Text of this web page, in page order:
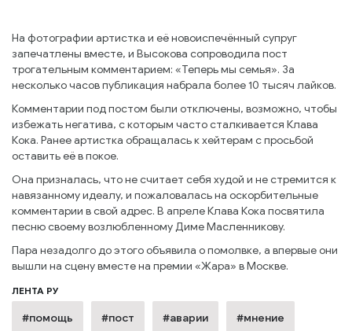
На фотографии артистка и её новоиспечённый супруг
запечатлены вместе, и Высокова сопроводила пост
трогательным комментарием: «Теперь мы семья». За
несколько часов публикация набрала более 10 тысяч лайков.
Комментарии под постом были отключены, возможно, чтобы
избежать негатива, с которым часто сталкивается Клава
Кока. Ранее артистка обращалась к хейтерам с просьбой
оставить её в покое.
Она призналась, что не считает себя худой и не стремится к
навязанному идеалу, и пожаловалась на оскорбительные
комментарии в свой адрес. В апреле Клава Кока посвятила
песню своему возлюбленному Диме Масленникову.
Пара незадолго до этого объявила о помолвке, а впервые они
вышли на сцену вместе на премии «Жара» в Москве.
ЛЕНТА РУ
#помощь #пост #аварии #мнение